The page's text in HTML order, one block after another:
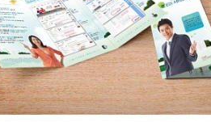
건강보험공단 리플릿